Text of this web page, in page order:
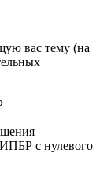
вас тему (на
с нулевого